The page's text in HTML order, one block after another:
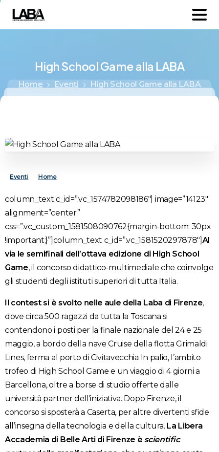
HighSchoolGamealla LABA
Home Eventi High School Game alla LABA
Eventi Home
column_text c_id=”.vc_1574782098186″] image=”14123″
alignment=”center”
css=”.vc_custom_1581508090762{margin-bottom: 30px
!important;}”]column_text c_id=”.vc_1581520297878″]Al
via le semifinali dell’ottava edizione di High School
Game, il concorso didattico-multimediale che coinvolge
gli studenti degli istituti superiori di tutta Italia.
Il contest si è svolto nelle aule della Laba di Firenze,
dove circa 500 ragazzi da tutta la Toscana si
contendono i posti per la finale nazionale del 24 e 25
maggio, a bordo della nave Cruise della flotta Grimaldi
Lines, ferma al porto di Civitavecchia In palio, l’ambito
trofeo di High School Game e un viaggio di 4 giorni a
Barcellona, oltre a borse di studio offerte dalle
università partner dell’iniziativa. Dopo Firenze, il
concorso si sposterà a Caserta, per altre divertenti sfide
all’insegna della tecnologia e della cultura. La Libera
Accademia di Belle Arti di Firenze è scientific